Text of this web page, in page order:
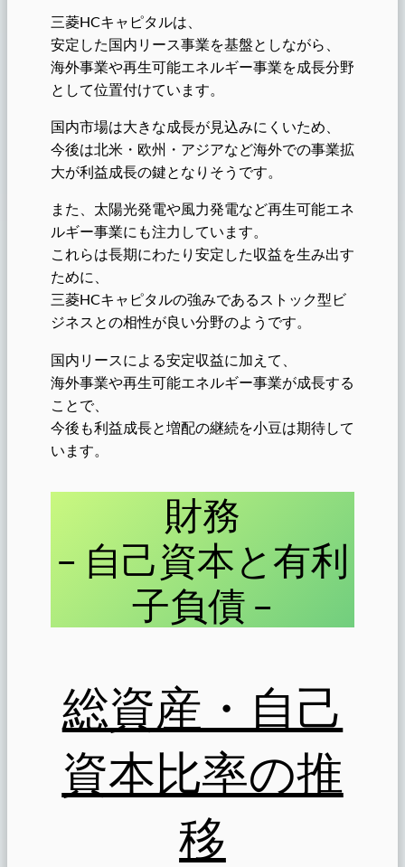
三菱HCキャピタルは、
安定した国内リース事業を基盤としながら、
海外事業や再生可能エネルギー事業を成長分野
として位置付けています。
国内市場は大きな成長が見込みにくいため、
今後は北米・欧州・アジアなど海外での事業拡
大が利益成長の鍵となりそうです。
また、太陽光発電や風力発電など再生可能エネ
ルギー事業にも注力しています。
これらは長期にわたり安定した収益を生み出す
ために、
三菱HCキャピタルの強みであるストック型ビ
ジネスとの相性が良い分野のようです。
国内リースによる安定収益に加えて、
海外事業や再生可能エネルギー事業が成長する
ことで、
今後も利益成長と増配の継続を小豆は期待して
います。
財務
– 自己資本と有利
子負債 –
総資産・自己
資本比率の推
移